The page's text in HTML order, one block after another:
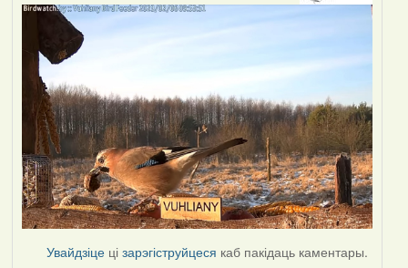
Увайдзіце цізарэгіструйцеся каб пакідаць каментары.